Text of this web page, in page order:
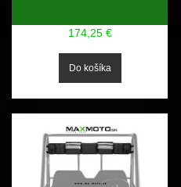
174,25 €